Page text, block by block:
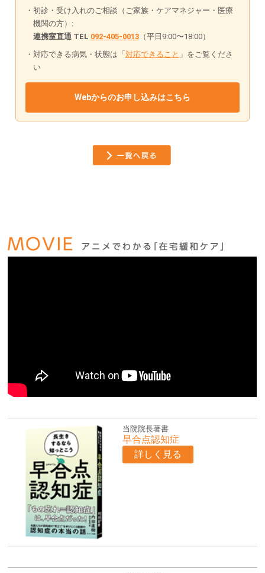
初診・受け入れのご相談（ご家族・ケアマネジャー・医療
機関の方）:
連携室直通 TEL 092-405-0013 （平日9:00〜18:00）
対応できる病気・状態は「対応できること 」をご覧くださ
い
Webからのお申し込みはこちら
当院院長著書
早合点認知症
詳しく見る